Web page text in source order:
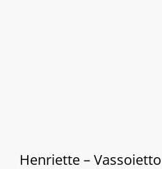
Henriette – Vassoietto